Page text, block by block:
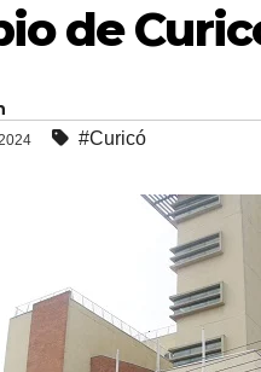
de
#Curicó